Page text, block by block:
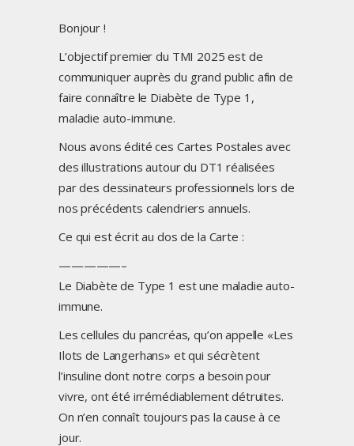
Bonjour !
L’objectif premier du TMI 2025 est de
communiquer auprès du grand public afin de
faire connaître le Diabète de Type 1,
maladie auto-immune.
Nous avons édité ces Cartes Postales avec
des illustrations autour du DT1 réalisées
par des dessinateurs professionnels lors de
nos précédents calendriers annuels.
Ce qui est écrit au dos de la Carte :
—————–
Le Diabète de Type 1 est une maladie auto-
immune.
Les cellules du pancréas, qu’on appelle «Les
Ilots de Langerhans» et qui sécrètent
l’insuline dont notre corps a besoin pour
vivre, ont été irrémédiablement détruites.
On n’en connaît toujours pas la cause à ce
jour.